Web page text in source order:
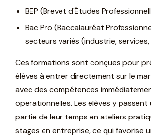
BEP (Brevet d'Études
Bac Pro (Baccalauréat
secteurs variés (industrie,
Ces formations sont conçues pour
élèves à entrer directement sur le
avec des compétences
opérationnelles. Les élèves y passent
partie de leur temps en ateliers
stages en entreprise, ce qui favorise